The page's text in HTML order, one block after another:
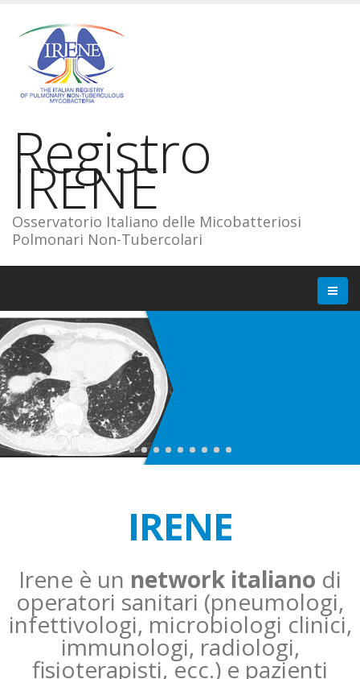
Registro
IRENE
Osservatorio Italiano delle Micobatteriosi
Polmonari Non-Tubercolari
IRENE
Irene è un network italiano di
operatori sanitari (pneumologi,
infettivologi, microbiologi clinici,
immunologi, radiologi,
fisioterapisti, ecc.) e pazienti